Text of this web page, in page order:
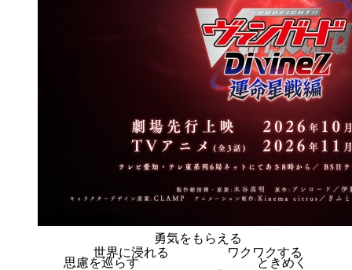
勇気をもらえる
ワクワクする
ときめく
思慮を巡らす
世界に浸れる